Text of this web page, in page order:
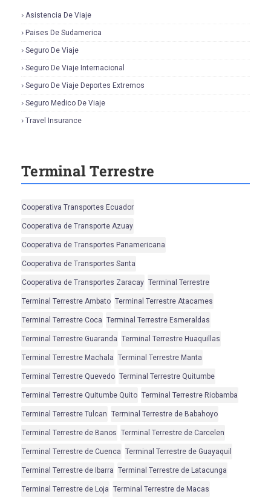
Asistencia De Viaje
Paises De Sudamerica
Seguro De Viaje
Seguro De Viaje Internacional
Seguro De Viaje Deportes Extremos
Seguro Medico De Viaje
Travel Insurance
Terminal Terrestre
Cooperativa Transportes Ecuador
Cooperativa de Transporte Azuay
Cooperativa de Transportes Panamericana
Cooperativa de Transportes Santa
Cooperativa de Transportes Zaracay Terminal Terrestre
Terminal Terrestre Ambato Terminal Terrestre Atacames
Terminal Terrestre Coca Terminal Terrestre Esmeraldas
Terminal Terrestre Guaranda Terminal Terrestre Huaquillas
Terminal Terrestre Machala Terminal Terrestre Manta
Terminal Terrestre Quevedo Terminal Terrestre Quitumbe
Terminal Terrestre Quitumbe Quito Terminal Terrestre Riobamba
Terminal Terrestre Tulcan Terminal Terrestre de Babahoyo
Terminal Terrestre de Banos Terminal Terrestre de Carcelen
Terminal Terrestre de Cuenca Terminal Terrestre de Guayaquil
Terminal Terrestre de Ibarra Terminal Terrestre de Latacunga
Terminal Terrestre de Loja Terminal Terrestre de Macas